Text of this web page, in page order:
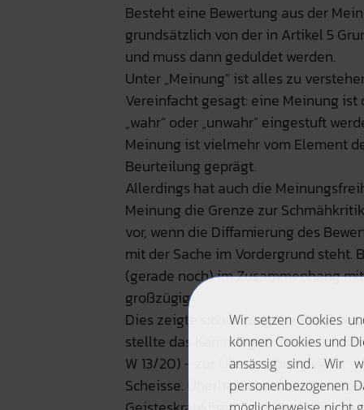
Besteht eine Bewertung aus der
grundsätzlich von der in Artikel 5
und muss dann geduldet werden.
Unter „Meinung“ ist alles zu
Vereinfacht gesagt: eine Meinung
„wahr“ oder „unwahr“ eingestuft
Meinung ist vielmehr vom Element
Beurteilung geprägt.
Allerdings hat auch die
Meinung die Grenze zur
vor, wenn die Diffamierung des
mit der Sache im Vordergrund steht.
(gerade noch) im Zusammenhang
großzügig.
Dies zeigte sich in jüngster
stellte das Kammergericht Berlin
W 13/20) - zur Überraschung vieler -
Scheisse. Überhaupt so eine